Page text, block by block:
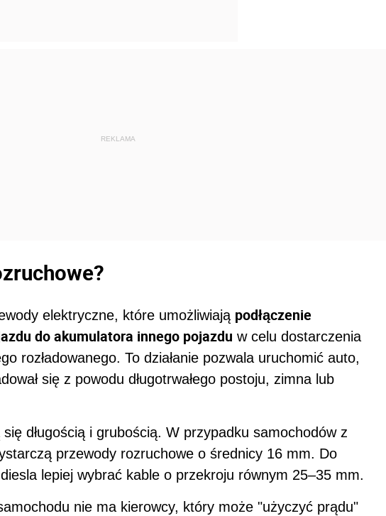
REKLAMA
elektryczne, które umożliwiają podłączenie
do akumulatora innego pojazdu w celu dostarczenia
rozładowanego. To działanie pozwala uruchomić auto,
się z powodu długotrwałego postoju, zimna lub
długością i grubością. W przypadku samochodów z
przewody rozruchowe o średnicy 16 mm. Do
lepiej wybrać kable o przekroju równym 25–35 mm.
nie ma kierowcy, który może "użyczyć prądu"